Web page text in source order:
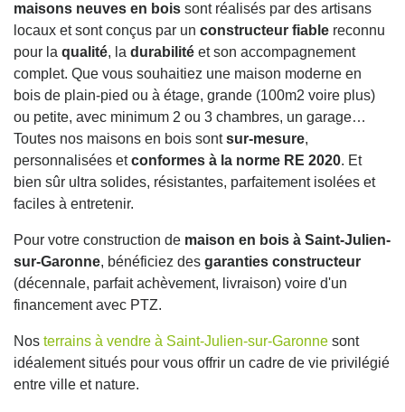
maisons neuves en bois sont réalisés par des artisans
locaux et sont conçus par un constructeur fiable reconnu
pour la qualité, la durabilité et son accompagnement
complet. Que vous souhaitiez une maison moderne en
bois de plain-pied ou à étage, grande (100m2 voire plus)
ou petite, avec minimum 2 ou 3 chambres, un garage…
Toutes nos maisons en bois sontsur-mesure,
personnalisées etconformes à la norme RE 2020. Et
bien sûr ultra solides, résistantes, parfaitement isolées et
faciles à entretenir.
Pour votre construction de maison en bois à Saint-Julien-
sur-Garonne, bénéficiez des garanties constructeur
(décennale, parfait achèvement, livraison) voire d'un
financement avec PTZ.
Nos terrains à vendre à Saint-Julien-sur-Garonne sont
idéalement situés pour vous offrir un cadre de vie privilégié
entre ville et nature.